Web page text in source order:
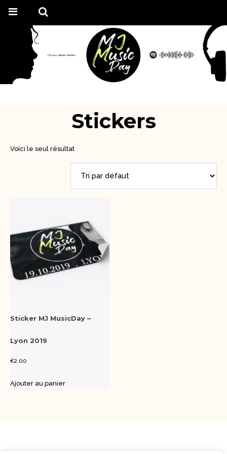
Stickers
Voici le seul résultat
Sticker MJ MusicDay –
Lyon 2019
€2.00
Ajouter au panier